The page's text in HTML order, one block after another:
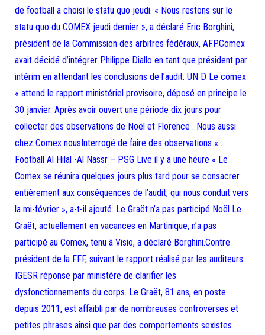
de football a choisi le statu quo jeudi. « Nous restons sur le
statu quo du COMEX jeudi dernier », a déclaré Eric Borghini,
président de la Commission des arbitres fédéraux, AFP.Comex
avait décidé d’intégrer Philippe Diallo en tant que président par
intérim en attendant les conclusions de l’audit. UN D Le comex
« attend le rapport ministériel provisoire, déposé en principe le
30 janvier. Après avoir ouvert une période dix jours pour
collecter des observations de Noël et Florence . Nous aussi
chez Comex nousInterrogé de faire des observations « .
Football Al Hilal -Al Nassr – PSG Live il y a une heure « Le
Comex se réunira quelques jours plus tard pour se consacrer
entièrement aux conséquences de l’audit, qui nous conduit vers
la mi-février », a-t-il ajouté. Le Graët n’a pas participé Noël Le
Graët, actuellement en vacances en Martinique, n’a pas
participé au Comex, tenu à Visio, a déclaré Borghini.Contre
président de la FFF, suivant le rapport réalisé par les auditeurs
IGESR réponse par ministère de clarifier les
dysfonctionnements du corps. Le Graët, 81 ans, en poste
depuis 2011, est affaibli par de nombreuses controverses et
petites phrases ainsi que par des comportements sexistes